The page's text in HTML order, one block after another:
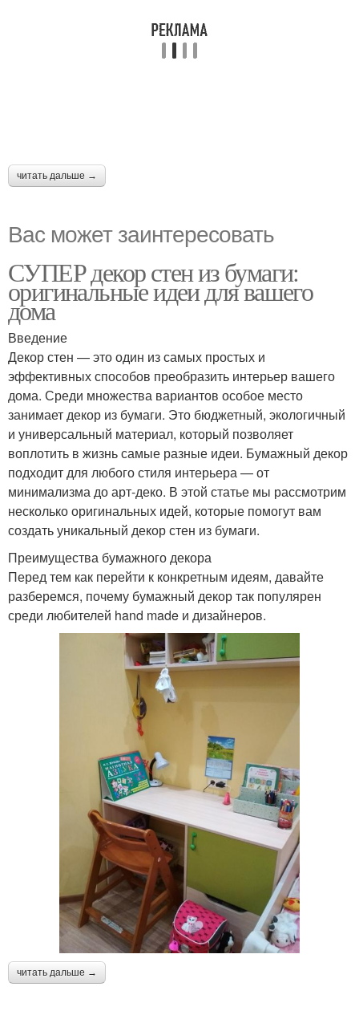
читать дальше →
Вас может заинтересовать
СУПЕР декор стен из бумаги:
оригинальные идеи для вашего
дома
Введение
Декор стен — это один из самых простых и
эффективных способов преобразить интерьер вашего
дома. Среди множества вариантов особое место
занимает декор из бумаги. Это бюджетный, экологичный
и универсальный материал, который позволяет
воплотить в жизнь самые разные идеи. Бумажный декор
подходит для любого стиля интерьера — от
минимализма до арт-деко. В этой статье мы рассмотрим
несколько оригинальных идей, которые помогут вам
создать уникальный декор стен из бумаги.
Преимущества бумажного декора
Перед тем как перейти к конкретным идеям, давайте
разберемся, почему бумажный декор так популярен
среди любителей hand made и дизайнеров.
читать дальше →